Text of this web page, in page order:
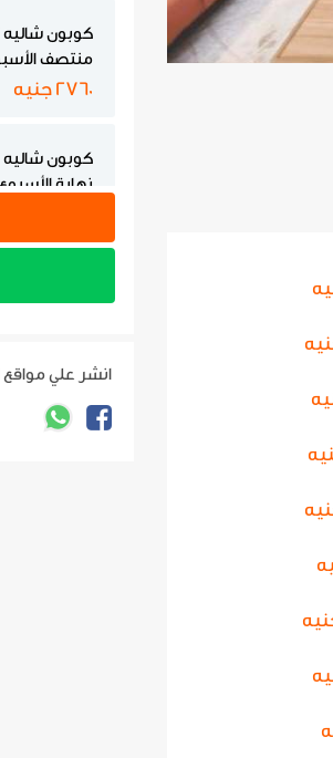
كوبون شاليه
منتصف
2760 جنيه
كوبون شاليه
نهاية الأسبوع
كوبون
منتصف
كوبون شاليه
نهاية الأسبوع
انشر علي مواقع